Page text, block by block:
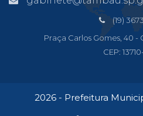
(19)
Praça Carlos Gomes, 40 -
CEP:
2026 - Prefeitura